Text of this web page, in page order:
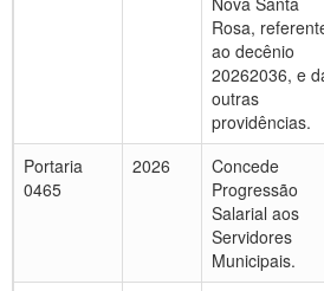
Rosa,
ao decênio
20262036, e
outras
providências.
Portaria
0465
2026
Concede
Progressão
Salarial aos
Servidores
Municipais.